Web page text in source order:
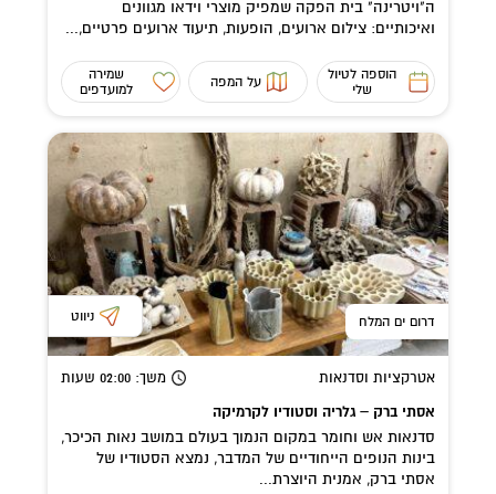
ה"ויטרינה" בית הפקה שמפיק מוצרי וידאו מגוונים
ואיכותיים: צילום ארועים, הופעות, תיעוד ארועים פרטיים,...
הוספה לטיול
שלי
על המפה
שמירה
למועדפים
דרום ים המלח ניווט
אטרקציות וסדנאות משך: 02:00 שעות
אסתי ברק – גלריה וסטודיו לקרמיקה
סדנאות אש וחומר במקום הנמוך בעולם במושב נאות הכיכר,
בינות הנופים הייחודיים של המדבר, נמצא הסטודיו של
אסתי ברק, אמנית היוצרת...